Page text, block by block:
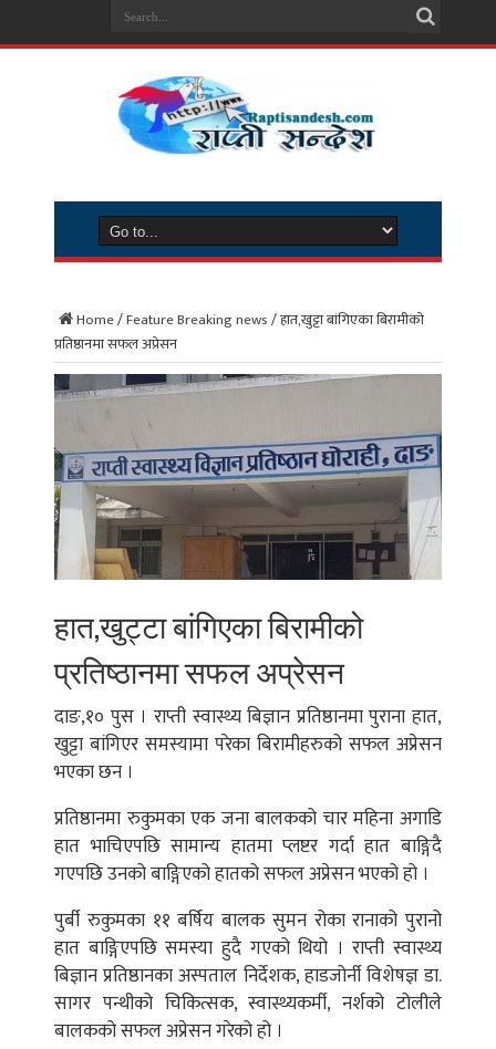
Home/Feature Breaking news/हात,खुट्टा बांगिएका बिरामीको
प्रतिष्ठानमा सफल अप्रेसन
हात,खुट्टा बांगिएका बिरामीको
प्रतिष्ठानमा सफल अप्रेसन
दाङ,१० पुस । राप्ती स्वास्थ्य बिज्ञान प्रतिष्ठानमा पुराना हात,
खुट्टा बांगिएर समस्यामा परेका बिरामीहरुको सफल अप्रेसन
भएका छन ।
प्रतिष्ठानमा रुकुमका एक जना बालकको चार महिना अगाडि
हात भाचिएपछि सामान्य हातमा प्लष्टर गर्दा हात बाङ्गिदै
गएपछि उनको बाङ्गिएको हातको सफल अप्रेसन भएको हो ।
पुर्बी रुकुमका ११ बर्षिय बालक सुमन रोका रानाको पुरानो
हात बाङ्गिएपछि समस्या हुदै गएको थियो । राप्ती स्वास्थ्य
बिज्ञान प्रतिष्ठानका अस्पताल निर्देशक, हाडजोर्नी विशेषज्ञ डा.
सागर पन्थीको चिकित्सक, स्वास्थ्यकर्मी, नर्शको टोलीले
बालकको सफल अप्रेसन गरेको हो ।